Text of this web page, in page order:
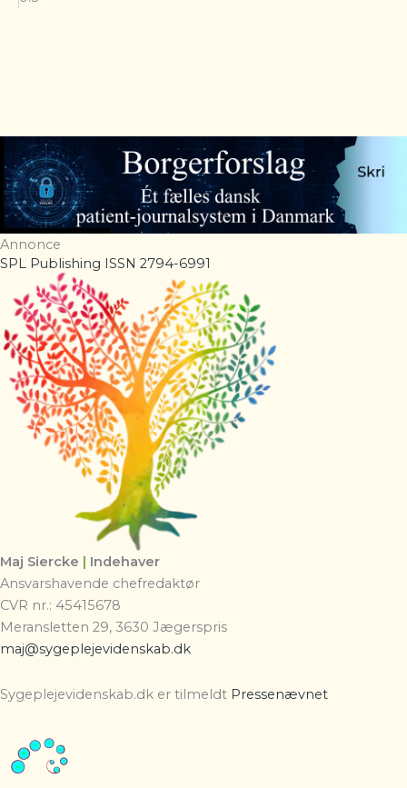
Annonce
SPL Publishing ISSN 2794-6991
Maj Siercke | Indehaver
Ansvarshavende chefredaktør
CVR nr.: 45415678
Meransletten 29, 3630 Jægerspris
maj@sygeplejevidenskab.dk
Sygeplejevidenskab.dk er tilmeldt Pressenævnet